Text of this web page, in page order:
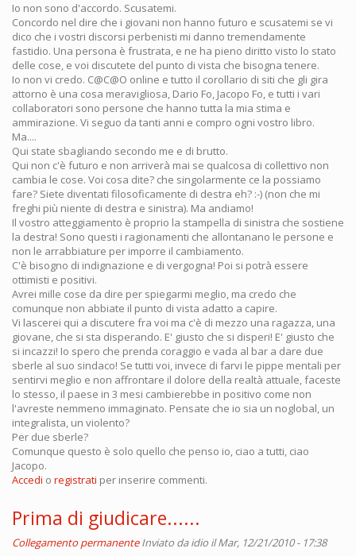
Io non sono d'accordo. Scusatemi.
Concordo nel dire che i giovani non hanno futuro e scusatemi se vi
dico che i vostri discorsi perbenisti mi danno tremendamente
fastidio. Una persona è frustrata, e ne ha pieno diritto visto lo stato
delle cose, e voi discutete del punto di vista che bisogna tenere.
Io non vi credo. C@C@O online e tutto il corollario di siti che gli gira
attorno è una cosa meravigliosa, Dario Fo, Jacopo Fo, e tutti i vari
collaboratori sono persone che hanno tutta la mia stima e
ammirazione. Vi seguo da tanti anni e compro ogni vostro libro.
Ma....
Qui state sbagliando secondo me e di brutto.
Qui non c'è futuro e non arriverà mai se qualcosa di collettivo non
cambia le cose. Voi cosa dite? che singolarmente ce la possiamo
fare? Siete diventati filosoficamente di destra eh? :-) (non che mi
freghi più niente di destra e sinistra). Ma andiamo!
Il vostro atteggiamento è proprio la stampella di sinistra che sostiene
la destra! Sono questi i ragionamenti che allontanano le persone e
non le arrabbiature per imporre il cambiamento.
C'è bisogno di indignazione e di vergogna! Poi si potrà essere
ottimisti e positivi.
Avrei mille cose da dire per spiegarmi meglio, ma credo che
comunque non abbiate il punto di vista adatto a capire.
Vi lascerei qui a discutere fra voi ma c'è di mezzo una ragazza, una
giovane, che si sta disperando. E' giusto che si disperi! E' giusto che
si incazzi! Io spero che prenda coraggio e vada al bar a dare due
sberle al suo sindaco! Se tutti voi, invece di farvi le pippe mentali per
sentirvi meglio e non affrontare il dolore della realtà attuale, faceste
lo stesso, il paese in 3 mesi cambierebbe in positivo come non
l'avreste nemmeno immaginato. Pensate che io sia un noglobal, un
integralista, un violento?
Per due sberle?
Comunque questo è solo quello che penso io, ciao a tutti, ciao
Jacopo.
Accedi o registrati per inserire commenti.
Prima di giudicare......
Collegamento permanente Inviato daidio il Mar, 12/21/2010 - 17:38